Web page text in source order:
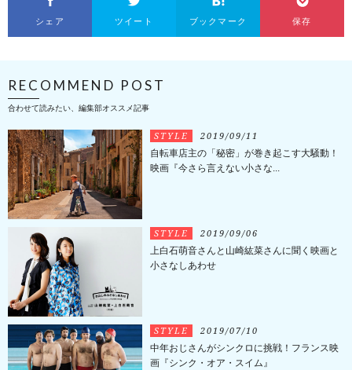
シェア ツイート ブックマーク 保存
RECOMMEND POST
合わせて読みたい、編集部オススメ記事
STYLE 2019/09/11
自転車店主の「秘密」が巻き起こす大騒動！
映画『今さら言えない小さな...
STYLE 2019/09/06
上白石萌音さんと山崎紘菜さんに聞く映画と
小さなしあわせ
STYLE 2019/07/10
中年おじさんがシンクロに挑戦！フランス映
画『シンク・オア・スイム』